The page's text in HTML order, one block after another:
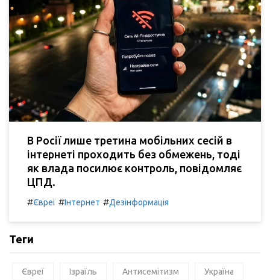
В Росії лише третина мобільних сесій в
інтернеті проходить без обмежень, тоді
як влада посилює контроль, повідомляє
ЦПД.
#Євреї #Інтернет #Дезінформація
Теги
Євреї Ізраїль Антисемітизм Україна